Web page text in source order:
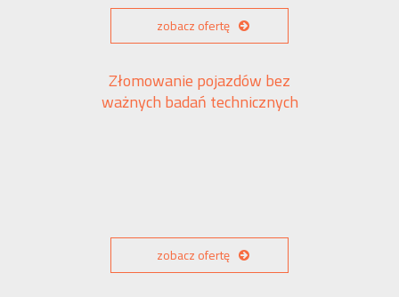
zobacz ofertę
Złomowanie pojazdów bez
ważnych badań technicznych
zobacz ofertę